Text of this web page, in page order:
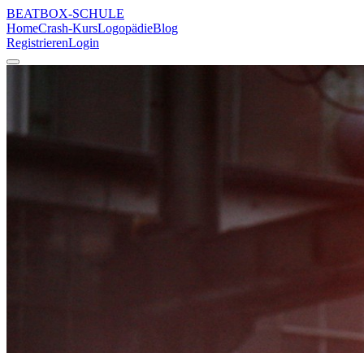
BEATBOX-SCHULE
HomeCrash-KursLogopädieBlog
RegistrierenLogin